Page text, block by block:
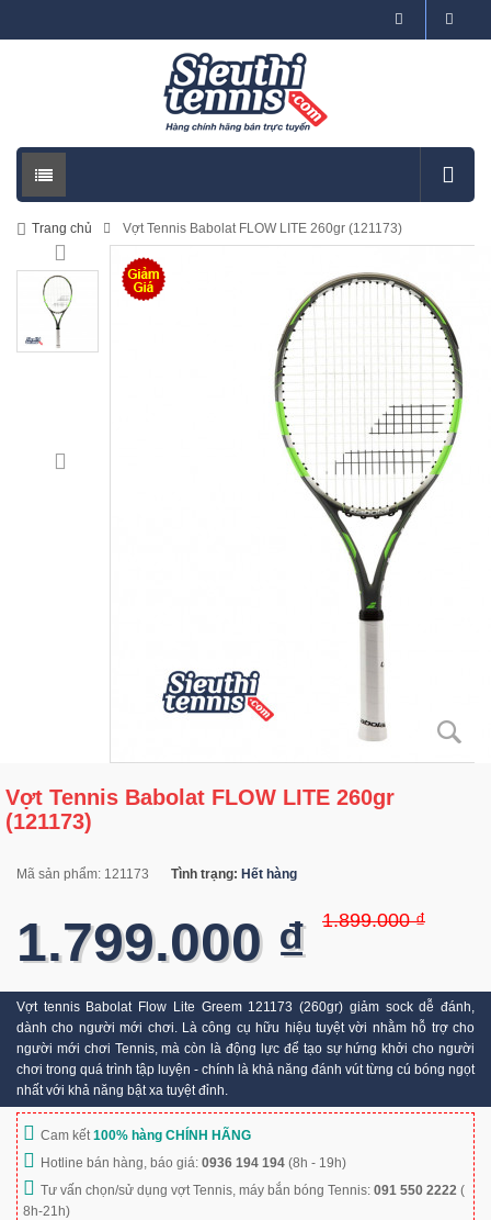
Trang chủ Vợt Tennis Babolat FLOW LITE 260gr (121173)
Vợt Tennis Babolat FLOW LITE 260gr
(121173)
Mã sản phẩm: 121173 Tình trạng: Hết hàng
1.899.000 ₫
1.799.000 ₫
Vợt tennis Babolat Flow Lite Greem 121173 (260gr) giảm sock dễ đánh,
dành cho người mới chơi. Là công cụ hữu hiệu tuyệt vời nhằm hỗ trợ cho
người mới chơi Tennis, mà còn là động lực để tạo sự hứng khởi cho người
chơi trong quá trình tập luyện - chính là khả năng đánh vút từng cú bóng ngọt
nhất với khả năng bật xa tuyệt đỉnh.
Cam kết100% hàng CHÍNH HÃNG
Hotline bán hàng, báo giá: 0936 194 194 (8h - 19h)
Tư vấn chọn/sử dụng vợt Tennis, máy bắn bóng Tennis: 091 550 2222 (
8h-21h)